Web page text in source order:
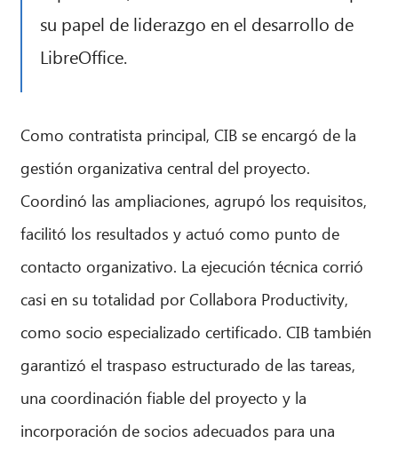
su papel de liderazgo en el desarrollo de
LibreOffice.
Como contratista principal, CIB se encargó de la
gestión organizativa central del proyecto.
Coordinó las ampliaciones, agrupó los requisitos,
facilitó los resultados y actuó como punto de
contacto organizativo. La ejecución técnica corrió
casi en su totalidad por Collabora Productivity,
como socio especializado certificado. CIB también
garantizó el traspaso estructurado de las tareas,
una coordinación fiable del proyecto y la
incorporación de socios adecuados para una